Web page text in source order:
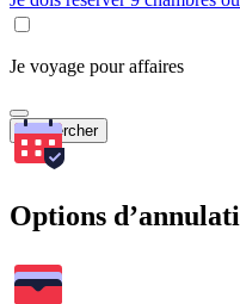
Je voyage pour affaires
Rechercher
Options